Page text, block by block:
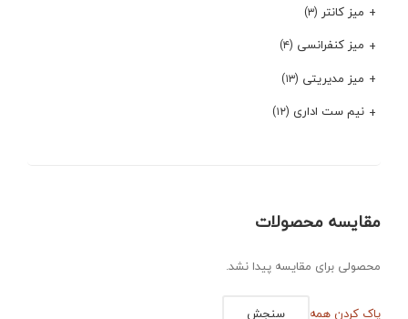
میز کانتر (۳)
میز کنفرانسی (۴)
میز مدیریتی (۱۳)
نیم ست اداری (۱۲)
مقایسه محصولات
محصولی برای مقایسه پیدا نشد.
پاک کردن همه سنجش